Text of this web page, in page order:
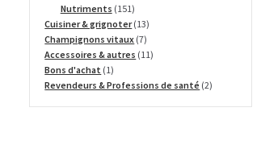
Nutriments 151151
produits
Cuisiner & grignoter 1313
produits
Champignons vitaux 77
produits
Accessoires & autres 1111
Bons d'achat 11
produit
Revendeurs & Professions de santé 22